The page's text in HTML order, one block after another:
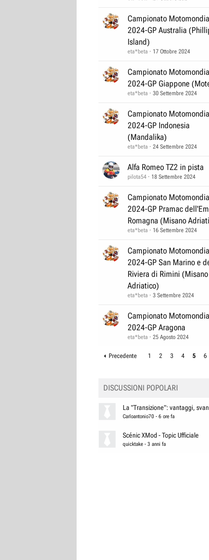
Campionato
2024-GP Australia
Island)
eta*beta 17 Ottobre 2024
Campionato
2024-GP Giappone
eta*beta 30 Settembre 2024
Campionato
2024-GP Indonesia
(Mandalika)
eta*beta 24 Settembre 2024
Alfa Romeo TZ2 in pista
pilota54 18 Settembre 2024
Campionato
2024-GP Pramac
Romagna (Misano
eta*beta 16 Settembre 2024
Campionato
2024-GP San Marino e
Riviera di Rimini (Misano
Adriatico)
eta*beta 3 Settembre 2024
Campionato
2024-GP Aragona
eta*beta 25 Agosto 2024
Precedente 1 2 3 4 5 6
DISCUSSIONI POPOLARI
La "Transizione": vantaggi,
Carloantonio70 - 6 ore fa
Scénic XMod - Topic Ufficiale
quicktake - 3 anni fa